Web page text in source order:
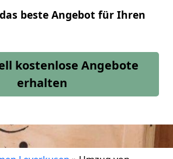
beste Angebot für Ihren
kostenlose Angebote
erhalten